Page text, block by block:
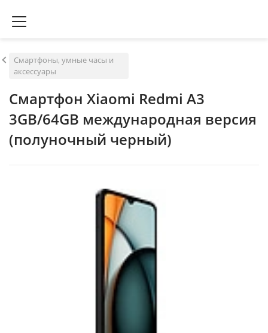
Смартфоны, умные часы и
аксессуары
Смартфон Xiaomi Redmi A3
3GB/64GB международная версия
(полуночный черный)